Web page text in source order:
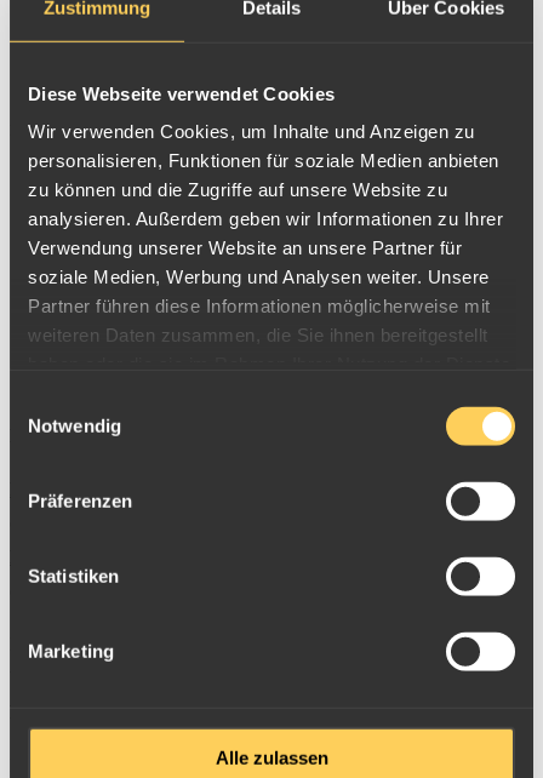
Zustimmung Details Über Cookies
Diese Webseite verwendet Cookies
Wir verwenden Cookies, um Inhalte und Anzeigen zu
personalisieren, Funktionen für soziale Medien anbieten
zu können und die Zugriffe auf unsere Website zu
analysieren. Außerdem geben wir Informationen zu Ihrer
Verwendung unserer Website an unsere Partner für
soziale Medien, Werbung und Analysen weiter. Unsere
Partner führen diese Informationen möglicherweise mit
weiteren Daten zusammen, die Sie ihnen bereitgestellt
Notwendig
Präferenzen
Statistiken
Marketing
Alle zulassen
Platinmünzen Ankaufspreis
Feingewicht
Postankaufpreis
(08.08.2026 08:00)
Schalterankaufpreis
(08.08.2026 23:34
1/20oz Platinmünzen
75,41€
1/10oz Platinmünzen
150,33 € 150,34€
1/4oz Platinmünzen
376,08€ 376,11€
Die Ankaufspreise gelten z.B. für:
Pt Maple Leaf (Kanada)
Philharmoniker (AT),Pt-
Platin Rubel
Für allePlatinmünzen
gelten die Ankauf Preise bei normalem
In der Regel legen wir als professionelle Edelmetallhändler dies